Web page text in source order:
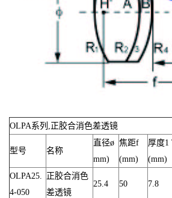
OLPA系列,正胶合消色差透镜
型号 名称
直径ø
mm)
焦距f
(mm)
厚度1
(mm)
OLPA25.
4-050
正胶合消色
差透镜
25.4 50 7.8